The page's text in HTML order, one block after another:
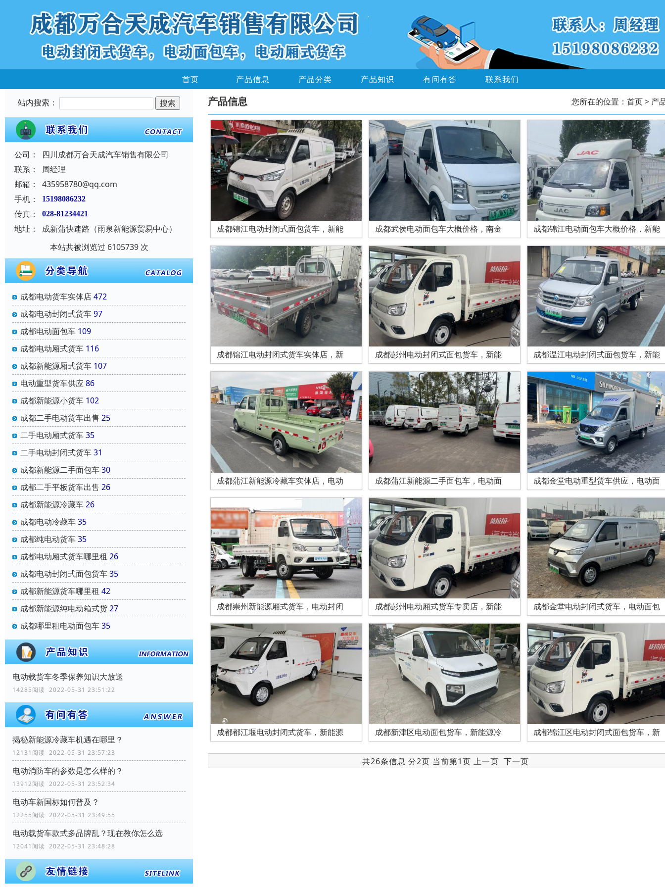
首页 产品信息 产品分类 产品知识 有问有答 联系我们
站内搜索：
公司：
四川成都万合天成汽车销售有限公司
联系：
周经理
邮箱：
435958780@qq.com
手机：
15198086232
传真： 028-81234421
地址：
成新蒲快速路（雨泉新能源贸易中心）
本站共被浏览过 6105739 次
成都电动货车实体店472
成都电动封闭式货车97
成都电动面包车 109
成都电动厢式货车 116
成都新能源厢式货车 107
电动重型货车供应86
成都新能源小货车 102
成都二手电动货车出售 25
二手电动厢式货车35
二手电动封闭式货车31
成都新能源二手面包车30
成都二手平板货车出售 26
成都新能源冷藏车26
成都电动冷藏车35
成都纯电动货车35
成都电动厢式货车哪里租 26
成都电动封闭式面包货车35
成都新能源货车哪里租 42
成都新能源纯电动箱式货27
成都哪里租电动面包车35
电动载货车冬季保养知识大放送
14285阅读 2022-05-31 23:51:22
揭秘新能源冷藏车机遇在哪里？
12131阅读 2022-05-31 23:57:23
电动消防车的参数是怎么样的？
13912阅读 2022-05-31 23:52:34
电动车新国标如何普及？
12255阅读 2022-05-31 23:49:55
电动载货车款式多品牌乱？现在教你怎么选
12041阅读 2022-05-31 23:48:28
产品信息 您所在的位置： 首页> 产
成都锦江电动封闭式面包货车，新能 成都武侯电动面包车大概价格，南金 成都锦江电动面包车大概价格，新能
成都锦江电动封闭式货车实体店，新 成都彭州电动封闭式面包货车，新能 成都温江电动封闭式面包货车，新能
成都蒲江新能源冷藏车实体店，电动 成都蒲江新能源二手面包车，电动面 成都金堂电动重型货车供应，电动面
成都崇州新能源厢式货车，电动封闭 成都彭州电动厢式货车专卖店，新能 成都金堂电动封闭式货车，电动面包
成都都江堰电动封闭式货车，新能源 成都新津区电动面包货车，新能源冷 成都锦江区电动封闭式面包货车，新
共26条信息 分2页 当前第1页 上一页 下一页